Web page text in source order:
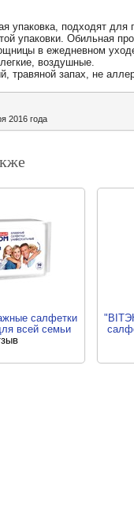
упаковка, подходят
упаковки. Обильная
в ежедневном
воздушные.
травяной запах, не
2016 года
салфетки
всей семьи